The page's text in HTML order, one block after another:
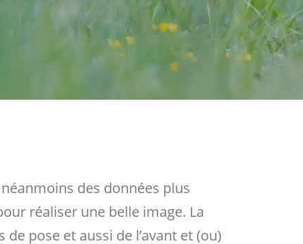
des données plus
réaliser une belle image. La
pose et aussi de l’avant et (ou)